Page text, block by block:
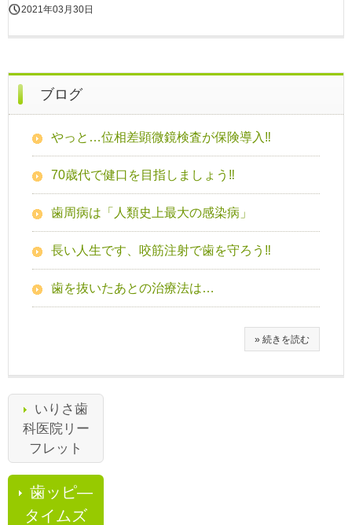
2021年03月30日
ブログ
やっと…位相差顕微鏡検査が保険導入‼
70歳代で健口を目指しましょう‼
歯周病は「人類史上最大の感染病」
長い人生です、咬筋注射で歯を守ろう‼
歯を抜いたあとの治療法は…
» 続きを読む
いりさ歯
科医院リー
フレット
歯ッピ―
タイムズ